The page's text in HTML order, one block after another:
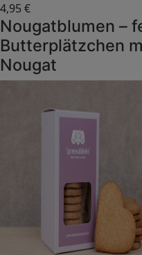
4,95 €
Nougatblumen –
Butterplätzchen
Nougat